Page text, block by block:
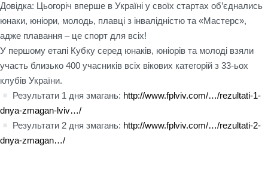
Довідка: Цьогоріч вперше в Україні у своїх стартах об’єднались
юнаки, юніори, молодь, плавці з інвалідністю та «Мастерс»,
адже плавання – це спорт для всіх!
У першому етапі Кубку серед юнаків, юніорів та молоді взяли
участь близько 400 учасників всіх вікових категорій з 33-ьох
клубів України.
Результати 1 дня змагань: http://www.fplviv.com/…/rezultati-1-
dnya-zmagan-lviv…/
Результати 2 дня змагань: http://www.fplviv.com/…/rezultati-2-
dnya-zmagan…/